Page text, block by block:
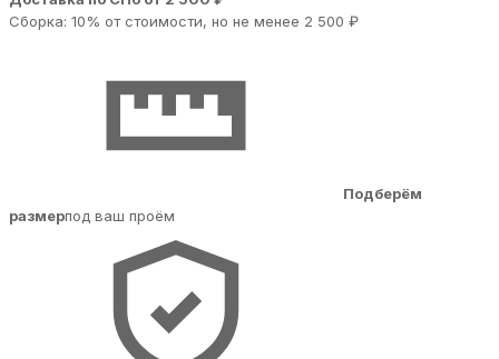
Сборка: 10% от стоимости, но не менее 2 500 ₽
Подберём
размерпод ваш проём